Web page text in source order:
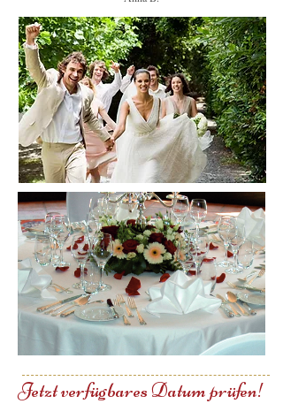
Jetzt verfügbares Datum prüfen!